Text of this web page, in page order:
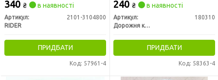
340 ₴ в наявності
Артикул:
2101-3104800
RIDER
ПРИДБАТИ
Код: 57961-4
240 ₴ в наявності
Артикул:
180310
Дорожня карта
ПРИДБАТИ
Код: 58363-4